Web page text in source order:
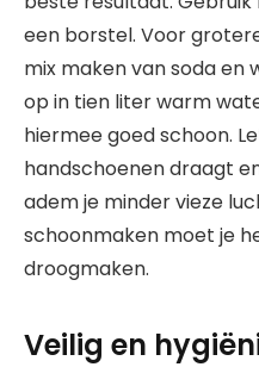
een borstel. Voor
mix maken van soda en
op in tien liter warm
hiermee goed schoon.
handschoenen draagt
adem je minder vieze
schoonmaken moet je
droogmaken.
Veilig en